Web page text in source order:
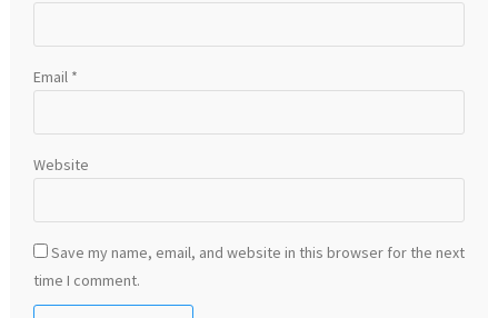
Email *
Website
Save my name, email, and website in this browser for the next
time I comment.